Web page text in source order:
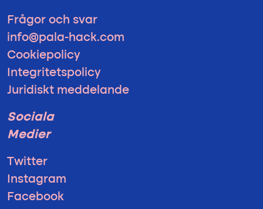
Frågor och svar
info@pala-hack.com
Cookiepolicy
Integritetspolicy
Juridiskt meddelande
Sociala
Medier
Twitter
Instagram
Facebook